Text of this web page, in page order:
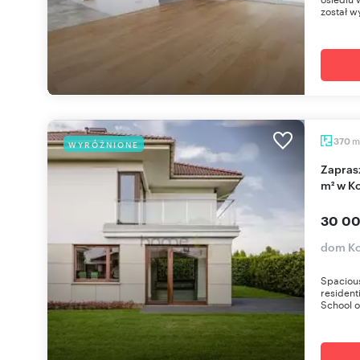
został
WYRÓŻNIONE 370 m
Zapraszam do wynajmu luksusowego domu 370
m² w
30
dom
School